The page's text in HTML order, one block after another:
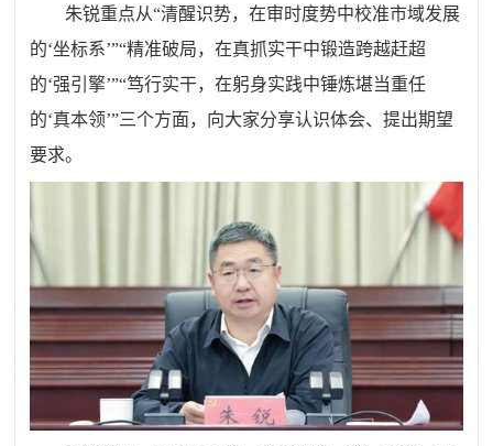
朱锐重点从“清醒识势，在审时度势中校准市域发展
的‘坐标系’”“精准破局，在真抓实干中锻造跨越赶超
的‘强引擎’”“笃行实干，在躬身实践中锤炼堪当重任
的‘真本领’”三个方面，向大家分享认识体会、提出期望
要求。